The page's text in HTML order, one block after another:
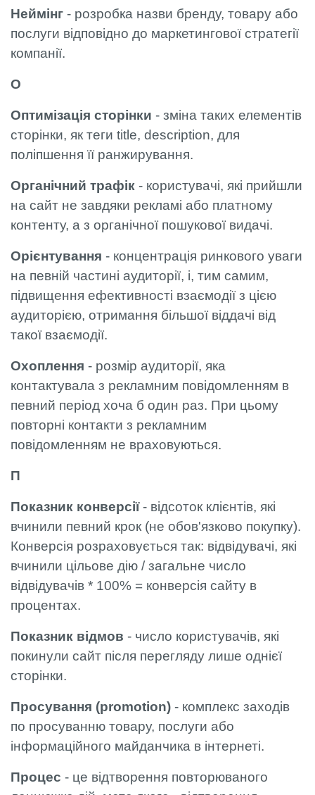
Неймінг - розробка назви бренду, товару або
послуги відповідно до маркетингової стратегії
компанії.
О
Оптимізація сторінки - зміна таких елементів
сторінки, як теги title, description, для
поліпшення її ранжирування.
Органічний трафік - користувачі, які прийшли
на сайт не завдяки рекламі або платному
контенту, а з органічної пошукової видачі.
Орієнтування - концентрація ринкового уваги
на певній частині аудиторії, і, тим самим,
підвищення ефективності взаємодії з цією
аудиторією, отримання більшої віддачі від
такої взаємодії.
Охоплення - розмір аудиторії, яка
контактувала з рекламним повідомленням в
певний період хоча б один раз. При цьому
повторні контакти з рекламним
повідомленням не враховуються.
П
Показник конверсії- відсоток клієнтів, які
вчинили певний крок (не обов'язково покупку).
Конверсія розраховується так: відвідувачі, які
вчинили цільове дію / загальне число
відвідувачів * 100% = конверсія сайту в
процентах.
Показник відмов - число користувачів, які
покинули сайт після перегляду лише однієї
сторінки.
Просування (promotion) - комплекс заходів
по просуванню товару, послуги або
інформаційного майданчика в інтернеті.
Процес - це відтворення повторюваного